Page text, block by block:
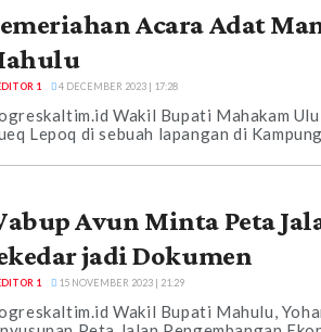
Acara Adat
1 4 DECEMBER 2023 | 17:28
Wakil Bupati Mahakam
Lepoq di sebuah lapangan di
Avun Minta Peta
jadi Dokumen
1 15 NOVEMBER 2023 | 21:29
Wakil Bupati Mahulu,